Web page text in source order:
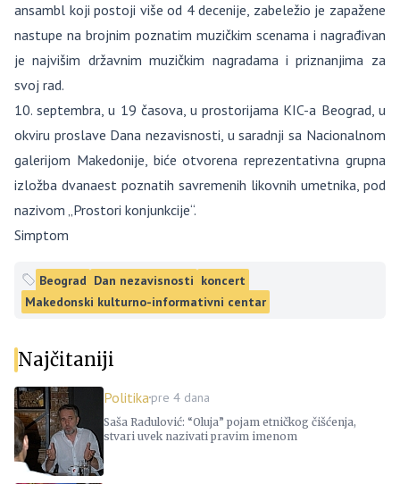
ansambl koji postoji više od 4 decenije, zabeležio je zapažene
nastupe na brojnim poznatim muzičkim scenama i nagrađivan
je najvišim državnim muzičkim nagradama i priznanjima za
svoj rad.
10. septembra, u 19 časova, u prostorijama KIC-a Beograd, u
okviru proslave Dana nezavisnosti, u saradnji sa Nacionalnom
galerijom Makedonije, biće otvorena reprezentativna grupna
izložba dvanaest poznatih savremenih likovnih umetnika, pod
nazivom „Prostori konjunkcije“.
Simptom
Beograd Dan nezavisnosti koncert
Makedonski kulturno-informativni centar
Najčitaniji
Politikapre 4 dana
Saša Radulović: “Oluja” pojam etničkog čišćenja,
stvari uvek nazivati pravim imenom